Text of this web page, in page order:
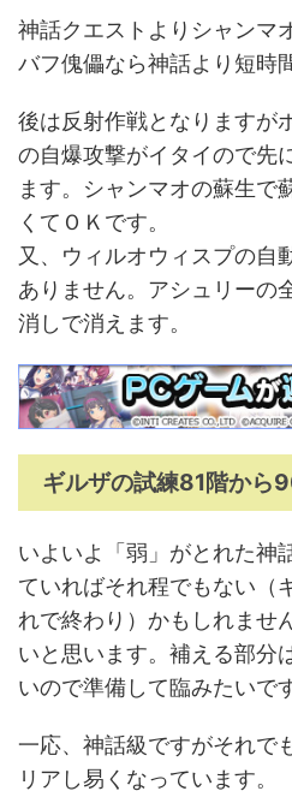
神話クエストよりシャンマ
バフ傀儡なら神話より短時
後は反射作戦となりますが
の自爆攻撃がイタイので先
ます。シャンマオの蘇生で
くてＯＫです。
又、ウィルオウィスプの自
ありません。アシュリーの
消しで消えます。
ギルザの試練81階から
いよいよ「弱」がとれた神
ていればそれ程でもない（
れで終わり）かもしれませ
いと思います。補える部分
いので準備して臨みたいです
一応、神話級ですがそれで
リアし易くなっています。